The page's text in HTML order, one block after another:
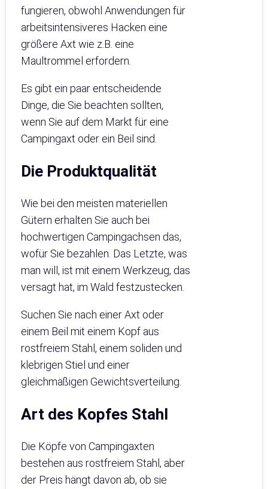
fungieren, obwohl Anwendungen für
arbeitsintensiveres Hacken eine
größere Axt wie z.B. eine
Maultrommel erfordern.
Es gibt ein paar entscheidende
Dinge, die Sie beachten sollten,
wenn Sie auf dem Markt für eine
Campingaxt oder ein Beil sind.
Die Produktqualität
Wie bei den meisten materiellen
Gütern erhalten Sie auch bei
hochwertigen Campingachsen das,
wofür Sie bezahlen. Das Letzte, was
man will, ist mit einem Werkzeug, das
versagt hat, im Wald festzustecken.
Suchen Sie nach einer Axt oder
einem Beil mit einem Kopf aus
rostfreiem Stahl, einem soliden und
klebrigen Stiel und einer
gleichmäßigen Gewichtsverteilung.
Art des Kopfes Stahl
Die Köpfe von Campingaxten
bestehen aus rostfreiem Stahl, aber
der Preis hängt davon ab, ob sie